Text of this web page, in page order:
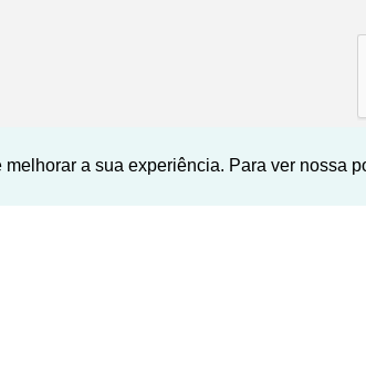
a sua experiência. Para ver nossa